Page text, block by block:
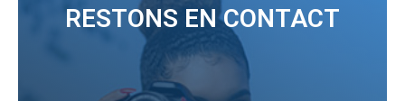
RESTONS EN CONTACT